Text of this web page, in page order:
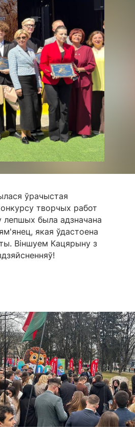
ўрачыстая
творчых работ
лепшых была адзначана
якая ўдастоена
Віншуем Кацярыну з